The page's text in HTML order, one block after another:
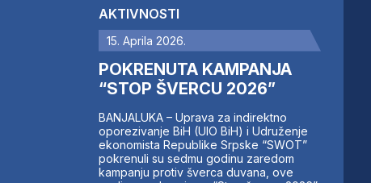
AKTIVNOSTI
15. Aprila 2026.
POKRENUTA KAMPANJA
“STOP ŠVERCU 2026”
BANJALUKA – Uprava za indirektno
oporezivanje BiH (UIO BiH) i Udruženje
ekonomista Republike Srpske “SWOT”
pokrenuli su sedmu godinu zaredom
kampanju protiv šverca duvana, ove